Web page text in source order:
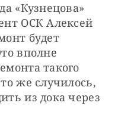
«Кузнецова»
ОСК Алексей
будет
вполне
такого
же случилось,
из дока через